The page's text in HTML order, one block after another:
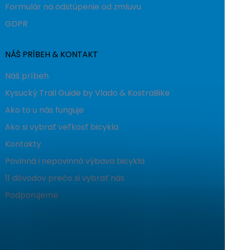
Formulár na odstúpenie od zmluvu
GDPR
NÁŠ PRÍBEH & KONTAKT
Náš príbeh
Kysucký Trail Guide by Vlado & KostraBike
Ako to u nás funguje
Ako si vybrať veľkosť bicykla
Kontakty
Povinná i nepovinná výbava bicykla
11 dôvodov prečo si vybrať nás
Podporujeme